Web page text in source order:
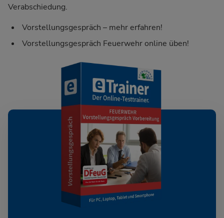
Verabschiedung.
Vorstellungsgespräch – mehr erfahren!
Vorstellungsgespräch Feuerwehr online üben!